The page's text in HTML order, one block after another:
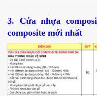
3. Cửa nhựa
composite mới nhất